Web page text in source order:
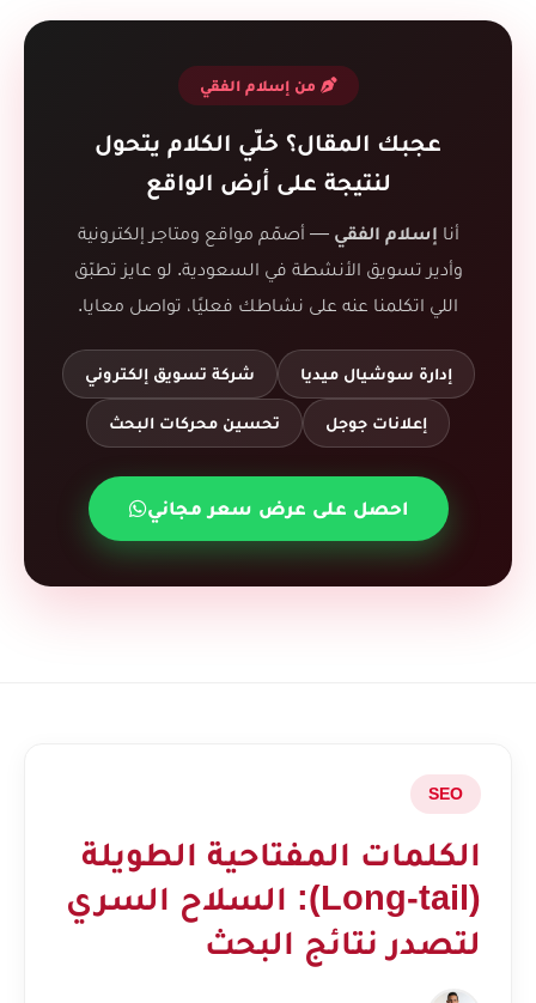
من إسلام الفقي
عجبك المقال؟ خلّي الكلام يتحول
لنتيجة على أرض الواقع
أنا إسلام الفقي — أصمّم مواقع ومتاجر إلكترونية
وأدير تسويق الأنشطة في السعودية. لو عايز تطبّق
اللي اتكلمنا عنه على نشاطك فعليًا، تواصل معايا.
إدارة سوشيال ميديا شركة تسويق إلكتروني
إعلانات جوجل تحسين محركات البحث
احصل على عرض سعر مجاني
SEO
الكلمات المفتاحية الطويلة
(Long-tail): السلاح السري
لتصدر نتائج البحث